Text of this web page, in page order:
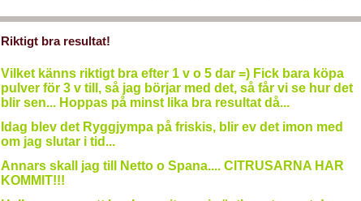
Riktigt bra resultat!
Vilket känns riktigt bra efter 1 v o 5 dar =) Fick bara köpa
pulver för 3 v till, så jag börjar med det, så får vi se hur det
blir sen... Hoppas på minst lika bra resultat då...
Idag blev det Ryggjympa på friskis, blir ev det imon med
om jag slutar i tid...
Annars skall jag till Netto o Spana.... CITRUSARNA HAR
KOMMIT!!!